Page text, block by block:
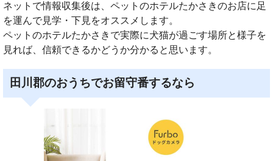
ネットで情報収集後は、ペットのホテルたかさきのお店に足
を運んで見学・下見をオススメします。
ペットのホテルたかさきで実際に犬猫が過ごす場所と様子を
見れば、信頼できるかどうか分かると思います。
田川郡のおうちでお留守番するなら